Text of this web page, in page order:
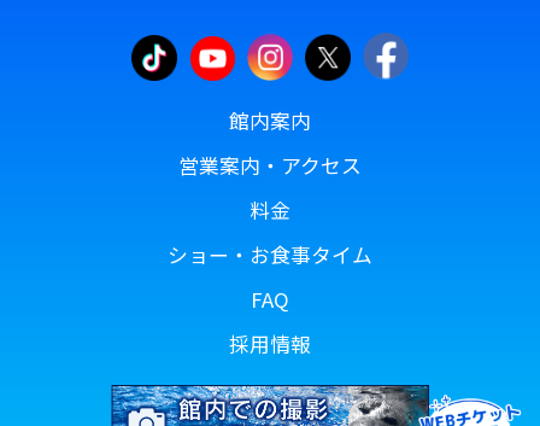
館内案内
営業案内・アクセス
料金
ショー・お食事タイム
FAQ
採用情報